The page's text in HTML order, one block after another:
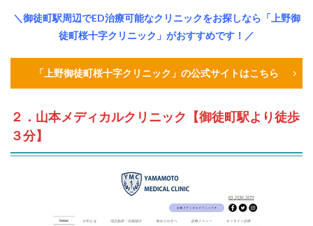
＼御徒町駅周辺でED治療可能なクリニックをお探しなら「上野御
徒町桜十字クリニック」がおすすめです！／
「上野御徒町桜十字クリニック」の公式サイトはこちら
２．山本メディカルクリニック【御徒町駅より徒歩
３分】